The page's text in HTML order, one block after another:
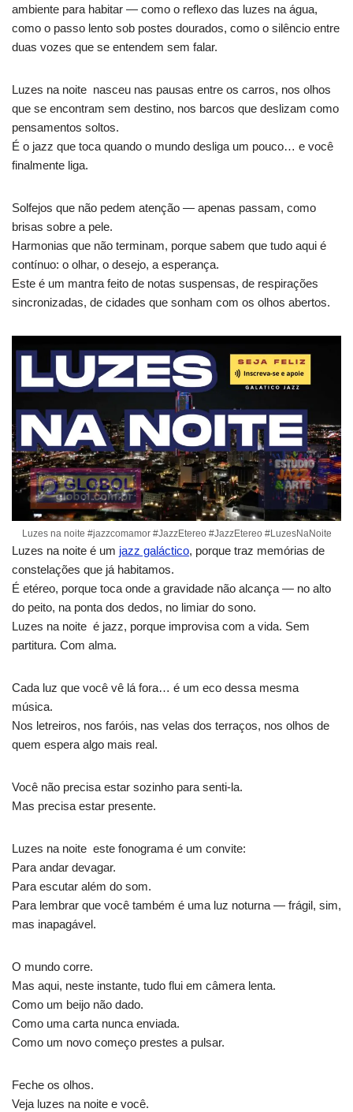
ambiente para habitar — como o reflexo das luzes na água,
como o passo lento sob postes dourados, como o silêncio entre
duas vozes que se entendem sem falar.
Luzes na noite nasceu nas pausas entre os carros, nos olhos
que se encontram sem destino, nos barcos que deslizam como
pensamentos soltos.
É o jazz que toca quando o mundo desliga um pouco… e você
finalmente liga.
Solfejos que não pedem atenção — apenas passam, como
brisas sobre a pele.
Harmonias que não terminam, porque sabem que tudo aqui é
contínuo: o olhar, o desejo, a esperança.
Este é um mantra feito de notas suspensas, de respirações
sincronizadas, de cidades que sonham com os olhos abertos.
Luzes na noite #jazzcomamor #JazzEtereo #JazzEtereo #LuzesNaNoite
Luzes na noite é um jazz galáctico, porque traz memórias de
constelações que já habitamos.
É etéreo, porque toca onde a gravidade não alcança — no alto
do peito, na ponta dos dedos, no limiar do sono.
Luzes na noite é jazz, porque improvisa com a vida. Sem
partitura. Com alma.
Cada luz que você vê lá fora… é um eco dessa mesma
música.
Nos letreiros, nos faróis, nas velas dos terraços, nos olhos de
quem espera algo mais real.
Você não precisa estar sozinho para senti-la.
Mas precisa estar presente.
Luzes na noite este fonograma é um convite:
Para andar devagar.
Para escutar além do som.
Para lembrar que você também é uma luz noturna — frágil, sim,
mas inapagável.
O mundo corre.
Mas aqui, neste instante, tudo flui em câmera lenta.
Como um beijo não dado.
Como uma carta nunca enviada.
Como um novo começo prestes a pulsar.
Feche os olhos.
Veja luzes na noite e você.